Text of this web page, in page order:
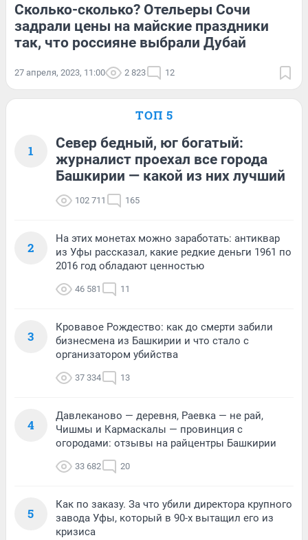
Сколько-сколько? Отельеры Сочи
задрали цены на майские праздники
так, что россияне выбрали Дубай
27 апреля, 2023, 11:00 2 823 12
ТОП 5
1
Север бедный, юг богатый:
журналист проехал все города
Башкирии — какой из них лучший
102 711 165
2
На этих монетах можно заработать: антиквар
из Уфы рассказал, какие редкие деньги 1961 по
2016 год обладают ценностью
46 581 11
3
Кровавое Рождество: как до смерти забили
бизнесмена из Башкирии и что стало с
организатором убийства
37 334 13
4
Давлеканово — деревня, Раевка — не рай,
Чишмы и Кармаскалы — провинция с
огородами: отзывы на райцентры Башкирии
33 682 20
5
Как по заказу. За что убили директора крупного
завода Уфы, который в 90-х вытащил его из
кризиса